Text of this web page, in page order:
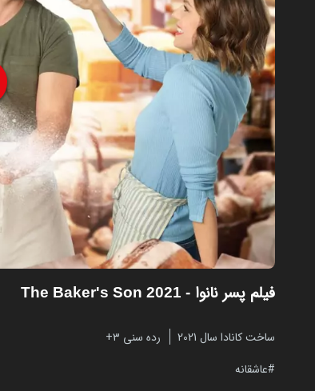
فیلم پسر نانوا - The Baker's Son 2021
ساخت کانادا سال 2021
رده سنی ۳+
عاشقانه